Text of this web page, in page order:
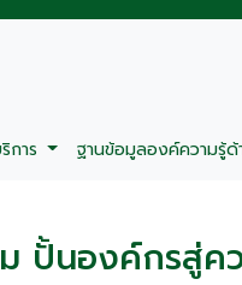
การ ฐานข้อมูลองค์ความรู้
ปั้นองค์กรสู่ค